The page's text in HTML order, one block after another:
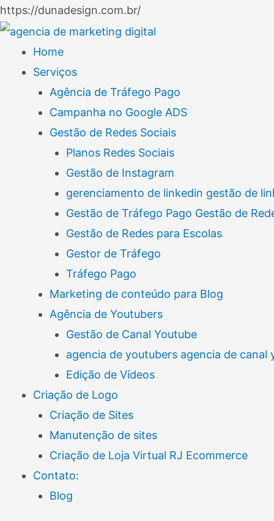
https://dunadesign.com.br/Ir
para
Home
Serviços
Agência de Tráfego Pago
Campanha no Google ADS
Gestão de Redes Sociais
Planos Redes Sociais
Gestão de Instagram
gerenciamento de linkedin gestão de
Gestão de Tráfego Pago Gestão de
Gestão de Redes para Escolas
Gestor de Tráfego
Tráfego Pago
Marketing de conteúdo para Blog
Agência de Youtubers
Gestão de Canal Youtube
agencia de youtubers agencia de canal
Edição de Vídeos
Criação de Logo
Criação de Sites
Manutenção de sites
Criação de Loja Virtual RJ Ecommerce
Contato:
Blog
Navegação
de
Post